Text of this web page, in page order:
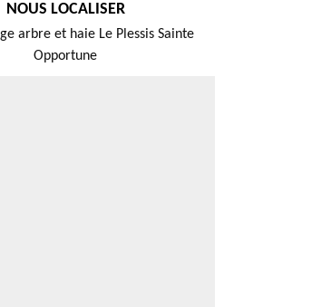
NOUS LOCALISER
arbre et haie Le Plessis Sainte
Opportune